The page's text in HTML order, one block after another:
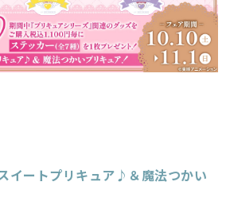
イートプリキュア♪＆魔法つかい